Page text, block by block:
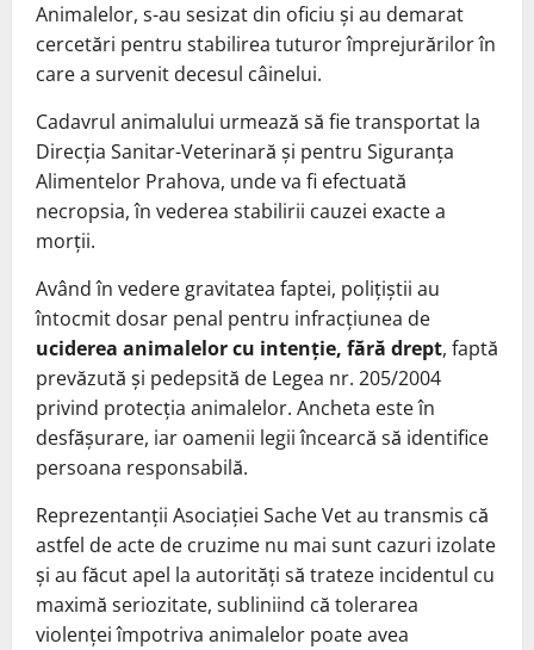
Animalelor, s-au sesizat din oficiu și au demarat
cercetări pentru stabilirea tuturor împrejurărilor în
care a survenit decesul câinelui.
Cadavrul animalului urmează să fie transportat la
Direcția Sanitar-Veterinară și pentru Siguranța
Alimentelor Prahova, unde va fi efectuată
necropsia, în vederea stabilirii cauzei exacte a
morții.
Având în vedere gravitatea faptei, polițiștii au
întocmit dosar penal pentru infracțiunea de
uciderea animalelor cu intenție, fără drept, faptă
prevăzută și pedepsită de Legea nr. 205/2004
privind protecția animalelor. Ancheta este în
desfășurare, iar oamenii legii încearcă să identifice
persoana responsabilă.
Reprezentanții Asociației Sache Vet au transmis că
astfel de acte de cruzime nu mai sunt cazuri izolate
și au făcut apel la autorități să trateze incidentul cu
maximă seriozitate, subliniind că tolerarea
violenței împotriva animalelor poate avea